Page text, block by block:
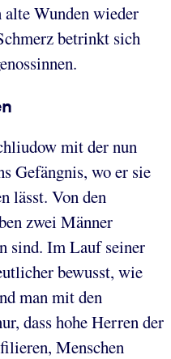
Wunden wieder
betrinkt sich
mit der nun
Gefängnis, wo er sie
lässt. Von den
zwei Männer
sind. Im Lauf seiner
bewusst, wie
man mit den
dass hohe Herren der
Menschen